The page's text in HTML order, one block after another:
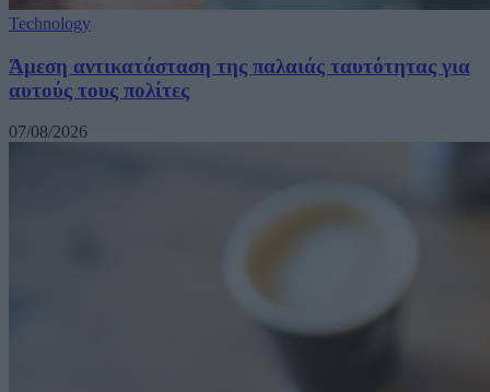
Technology
Άμεση αντικατάσταση της παλαιάς ταυτότητας για
αυτούς τους πολίτες
07/08/2026